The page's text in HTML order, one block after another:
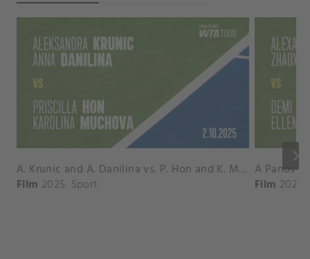
keyboard_arrow_right
A. Krunic and A. Danilina vs. P. Hon and K. Muchova Match Highlights - BEIJING_Capital Group Diamond ( October 02, 2025)
Film 2025 Sport Film 2026